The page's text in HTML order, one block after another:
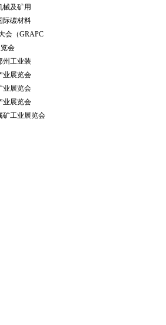
械及矿用
际碳材料
会（GRAPC
会
州工业装
业展览会
业展览会
业展览会
矿工业展览会